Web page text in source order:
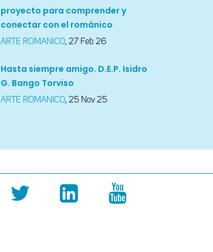
proyecto para comprender y
conectar con el románico
ARTE ROMANICO, 27 Feb 26
Hasta siempre amigo. D.E.P. Isidro
G. Bango Torviso
ARTE ROMANICO, 25 Nov 25